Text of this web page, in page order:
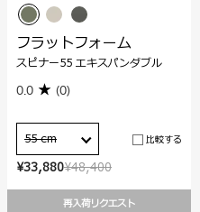
¥48,400
¥33,880
再入荷リクエスト
フラットフォーム
スピナー55 エキスパンダブル
0.0 (0)
55 cm 比較する